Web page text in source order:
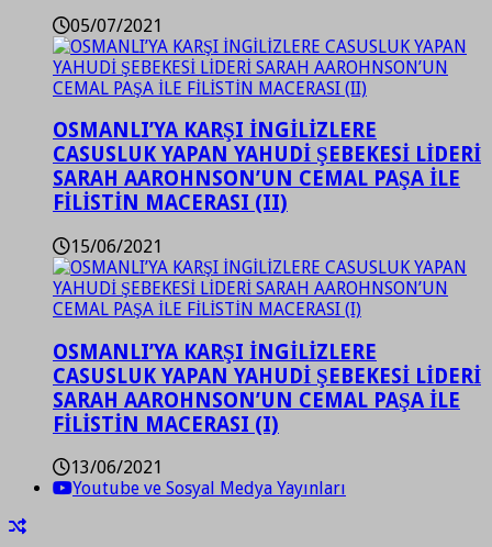
05/07/2021
OSMANLI’YA KARŞI İNGİLİZLERE
CASUSLUK YAPAN YAHUDİ ŞEBEKESİ LİDERİ
SARAH AAROHNSON’UN CEMAL PAŞA İLE
FİLİSTİN MACERASI (II)
15/06/2021
OSMANLI’YA KARŞI İNGİLİZLERE
CASUSLUK YAPAN YAHUDİ ŞEBEKESİ LİDERİ
SARAH AAROHNSON’UN CEMAL PAŞA İLE
FİLİSTİN MACERASI (I)
13/06/2021
Youtube ve Sosyal Medya Yayınları